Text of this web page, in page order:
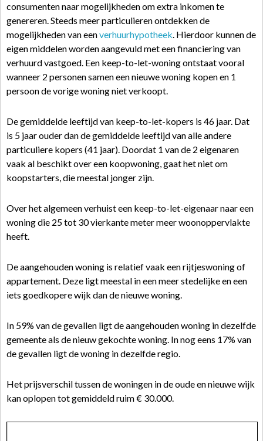
consumenten naar mogelijkheden om extra inkomen te
genereren. Steeds meer particulieren ontdekken de
mogelijkheden van eenverhuurhypotheek. Hierdoor kunnen de
eigen middelen worden aangevuld met een financiering van
verhuurd vastgoed. Een keep-to-let-woning ontstaat vooral
wanneer 2 personen samen een nieuwe woning kopen en 1
persoon de vorige woning niet verkoopt.
De gemiddelde leeftijd van keep-to-let-kopers is 46 jaar. Dat
is 5 jaar ouder dan de gemiddelde leeftijd van alle andere
particuliere kopers (41 jaar). Doordat 1 van de 2 eigenaren
vaak al beschikt over een koopwoning, gaat het niet om
koopstarters, die meestal jonger zijn.
Over het algemeen verhuist een keep-to-let-eigenaar naar een
woning die 25 tot 30 vierkante meter meer woonoppervlakte
heeft.
De aangehouden woning is relatief vaak een rijtjeswoning of
appartement. Deze ligt meestal in een meer stedelijke en een
iets goedkopere wijk dan de nieuwe woning.
In 59% van de gevallen ligt de aangehouden woning in dezelfde
gemeente als de nieuw gekochte woning. In nog eens 17% van
de gevallen ligt de woning in dezelfde regio.
Het prijsverschil tussen de woningen in de oude en nieuwe wijk
kan oplopen tot gemiddeld ruim € 30.000.